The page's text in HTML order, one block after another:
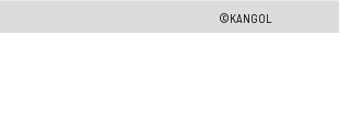
©KANGOL